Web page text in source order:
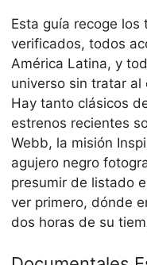
Esta guía recoge
verificados, todos
América Latina, y
universo sin tratar al
Hay tanto clásicos
estrenos recientes
Webb, la misión
agujero negro
presumir de listado
ver primero, dónde
dos horas de su